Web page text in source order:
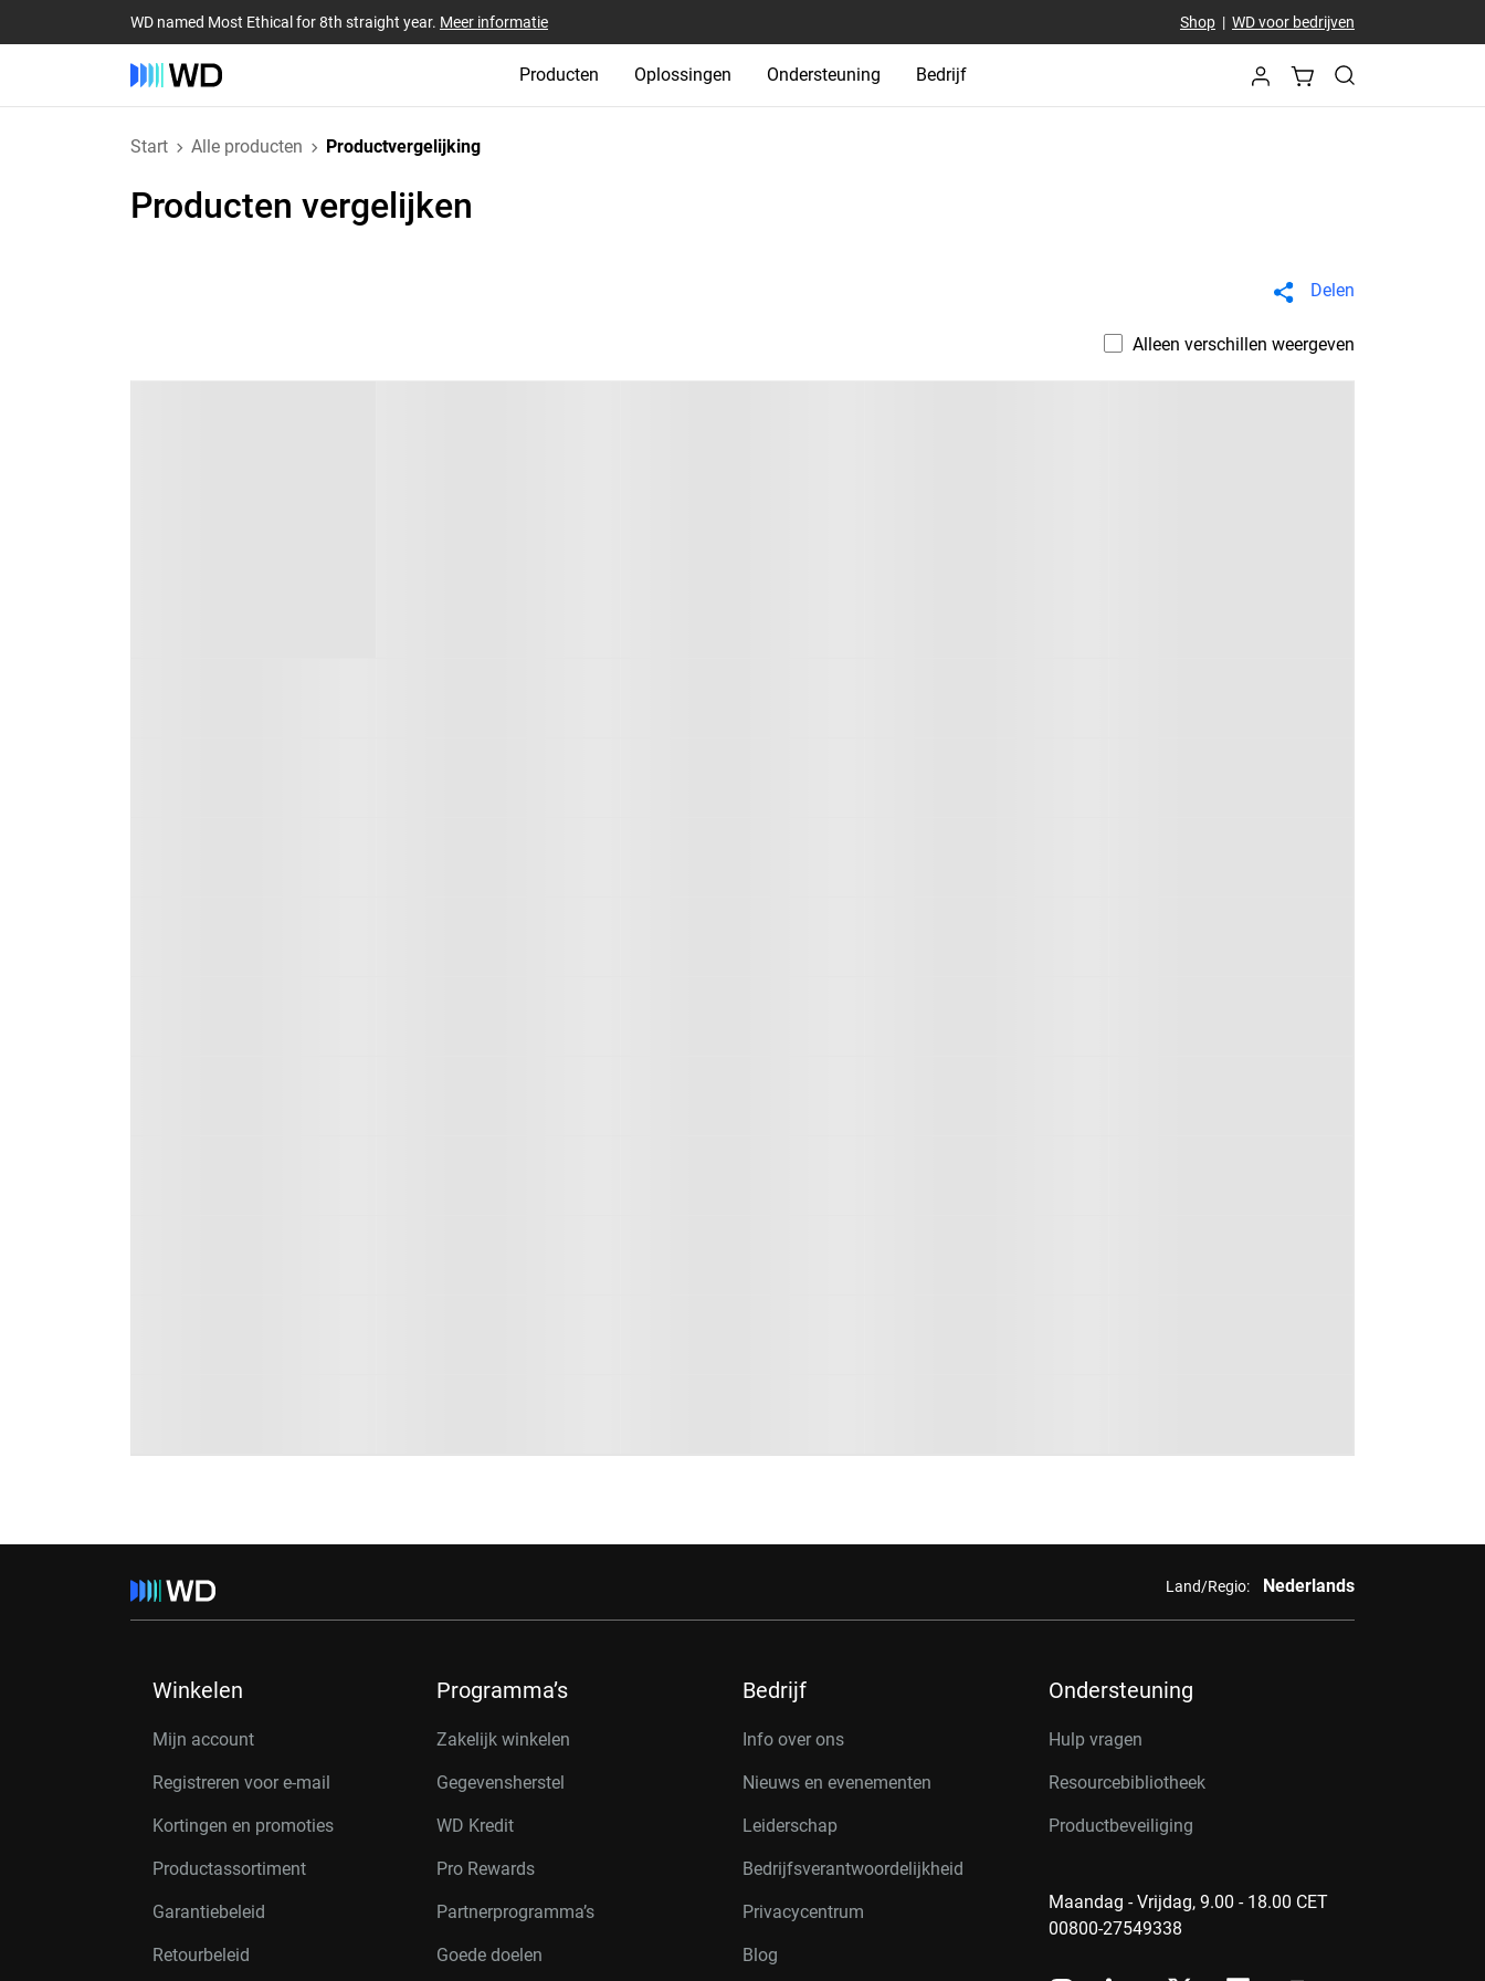
WD named Most Ethical for 8th straight year. Meer informatie Shop| WD voor bedrijven
Producten Oplossingen Ondersteuning Bedrijf
Start Alle producten Productvergelijking
Producten vergelijken
Delen
Alleen verschillen weergeven
Land/Regio: Nederlands
Winkelen
Mijn account
Registreren voor e-mail
Kortingen en promoties
Productassortiment
Garantiebeleid
Retourbeleid
Programma’s
Zakelijk winkelen
Gegevensherstel
WD Kredit
Pro Rewards
Partnerprogramma’s
Goede doelen
Bedrijf
Info over ons
Nieuws en evenementen
Leiderschap
Bedrijfsverantwoordelijkheid
Privacycentrum
Blog
Ondersteuning
Hulp vragen
Resourcebibliotheek
Productbeveiliging
Maandag - Vrijdag, 9.00 - 18.00 CET
00800-27549338